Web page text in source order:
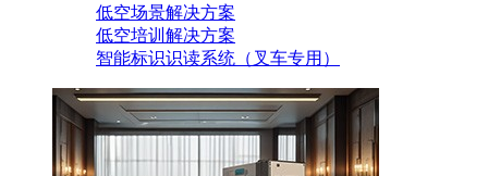
低空场景解决方案
低空培训解决方案
智能标识识读系统（叉车专用）